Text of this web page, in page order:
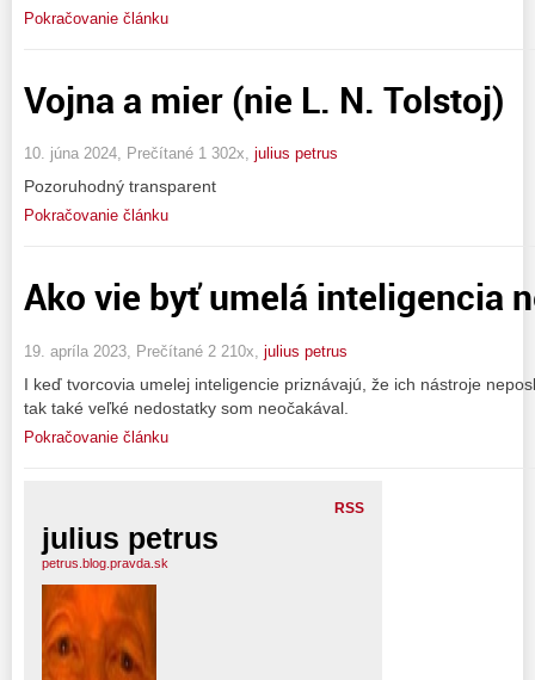
Pokračovanie článku
Vojna a mier (nie L. N. Tolstoj)
10. júna 2024, Prečítané 1 302x, julius petrus
Pozoruhodný transparent
Pokračovanie článku
Ako vie byť umelá inteligencia
19. apríla 2023, Prečítané 2 210x, julius petrus
I keď tvorcovia umelej inteligencie priznávajú, že ich nástroje
tak také veľké nedostatky som neočakával.
Pokračovanie článku
RSS
julius petrus
petrus.blog.pravda.sk